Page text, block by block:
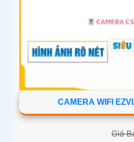
CAMERA WIFI
Giá